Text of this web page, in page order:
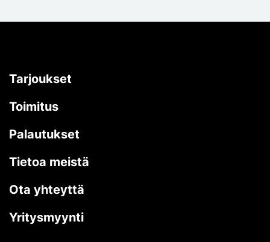
Tarjoukset
Toimitus
Palautukset
Tietoa meistä
Ota yhteyttä
Yritysmyynti